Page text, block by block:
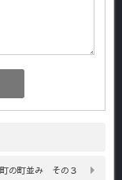
の町並み その３